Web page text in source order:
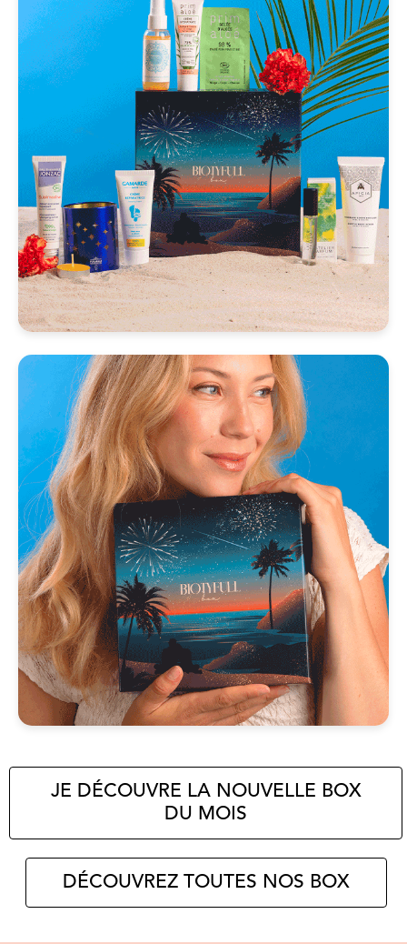
JE DÉCOUVRE LA NOUVELLE BOX
DU MOIS
DÉCOUVREZ TOUTES NOS BOX